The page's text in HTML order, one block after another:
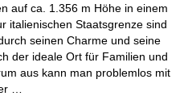
auf ca. 1.356 m Höhe in einem
italienischen Staatsgrenze sind
seinen Charme und seine
der ideale Ort für Familien und
aus kann man problemlos mit
…